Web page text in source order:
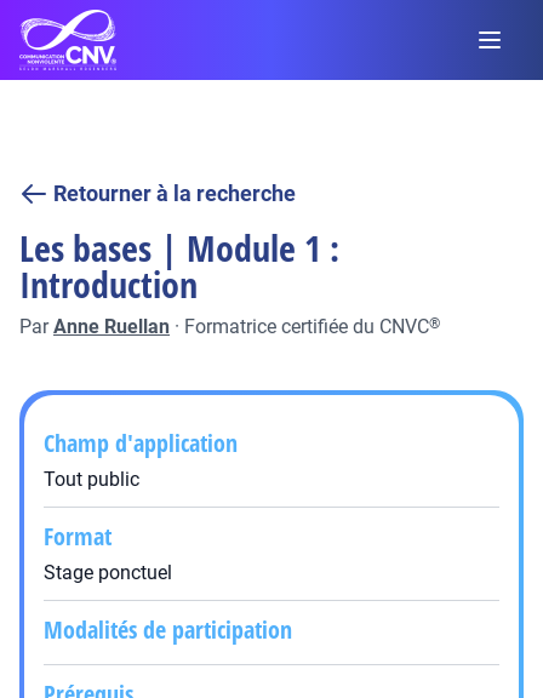
Retourner à la recherche
Les bases | Module 1 :
Introduction
ParAnne Ruellan · Formatrice certifiée du CNVC®
Champ d'application
Tout public
Format
Stage ponctuel
Modalités de participation